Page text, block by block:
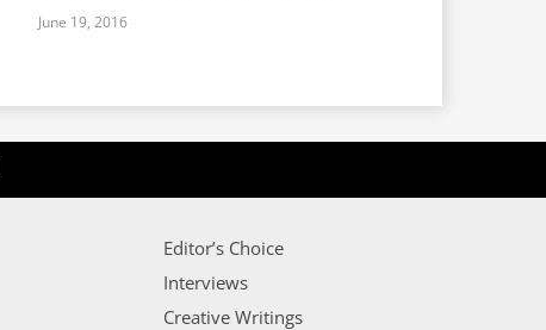
June 19, 2016
Editor’s Choice
Interviews
Creative Writings